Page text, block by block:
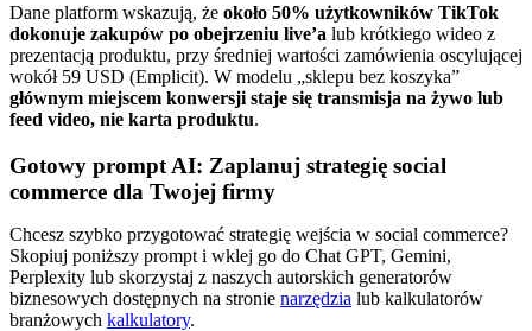
Dane platform wskazują, że około 50% użytkowników TikTok
dokonuje zakupów po obejrzeniu live’a lub krótkiego wideo z
prezentacją produktu, przy średniej wartości zamówienia oscylującej
wokół 59 USD (Emplicit). W modelu „sklepu bez koszyka”
głównym miejscem konwersji staje się transmisja na żywo lub
feed video, nie karta produktu.
Gotowy prompt AI: Zaplanuj strategię social
commerce dla Twojej firmy
Chcesz szybko przygotować strategię wejścia w social commerce?
Skopiuj poniższy prompt i wklej go do Chat GPT, Gemini,
Perplexity lub skorzystaj z naszych autorskich generatorów
biznesowych dostępnych na stronie narzędzia lub kalkulatorów
branżowych kalkulatory.